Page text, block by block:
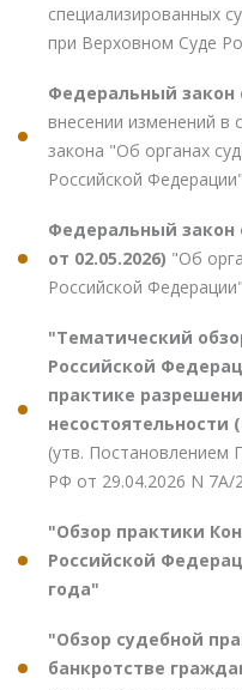
специализированных
при Верховном Суде
Федеральный закон
внесении изменений в
закона "Об органах
Российской Федерации"
Федеральный закон
от 02.05.2026) "Об
Российской Федерации"
"Тематический
Российской
практике
несостоятельности
(утв. Постановлением
РФ от 29.04.2026 N 7А/
"Обзор практики
Российской
года"
"Обзор судебной
банкротстве